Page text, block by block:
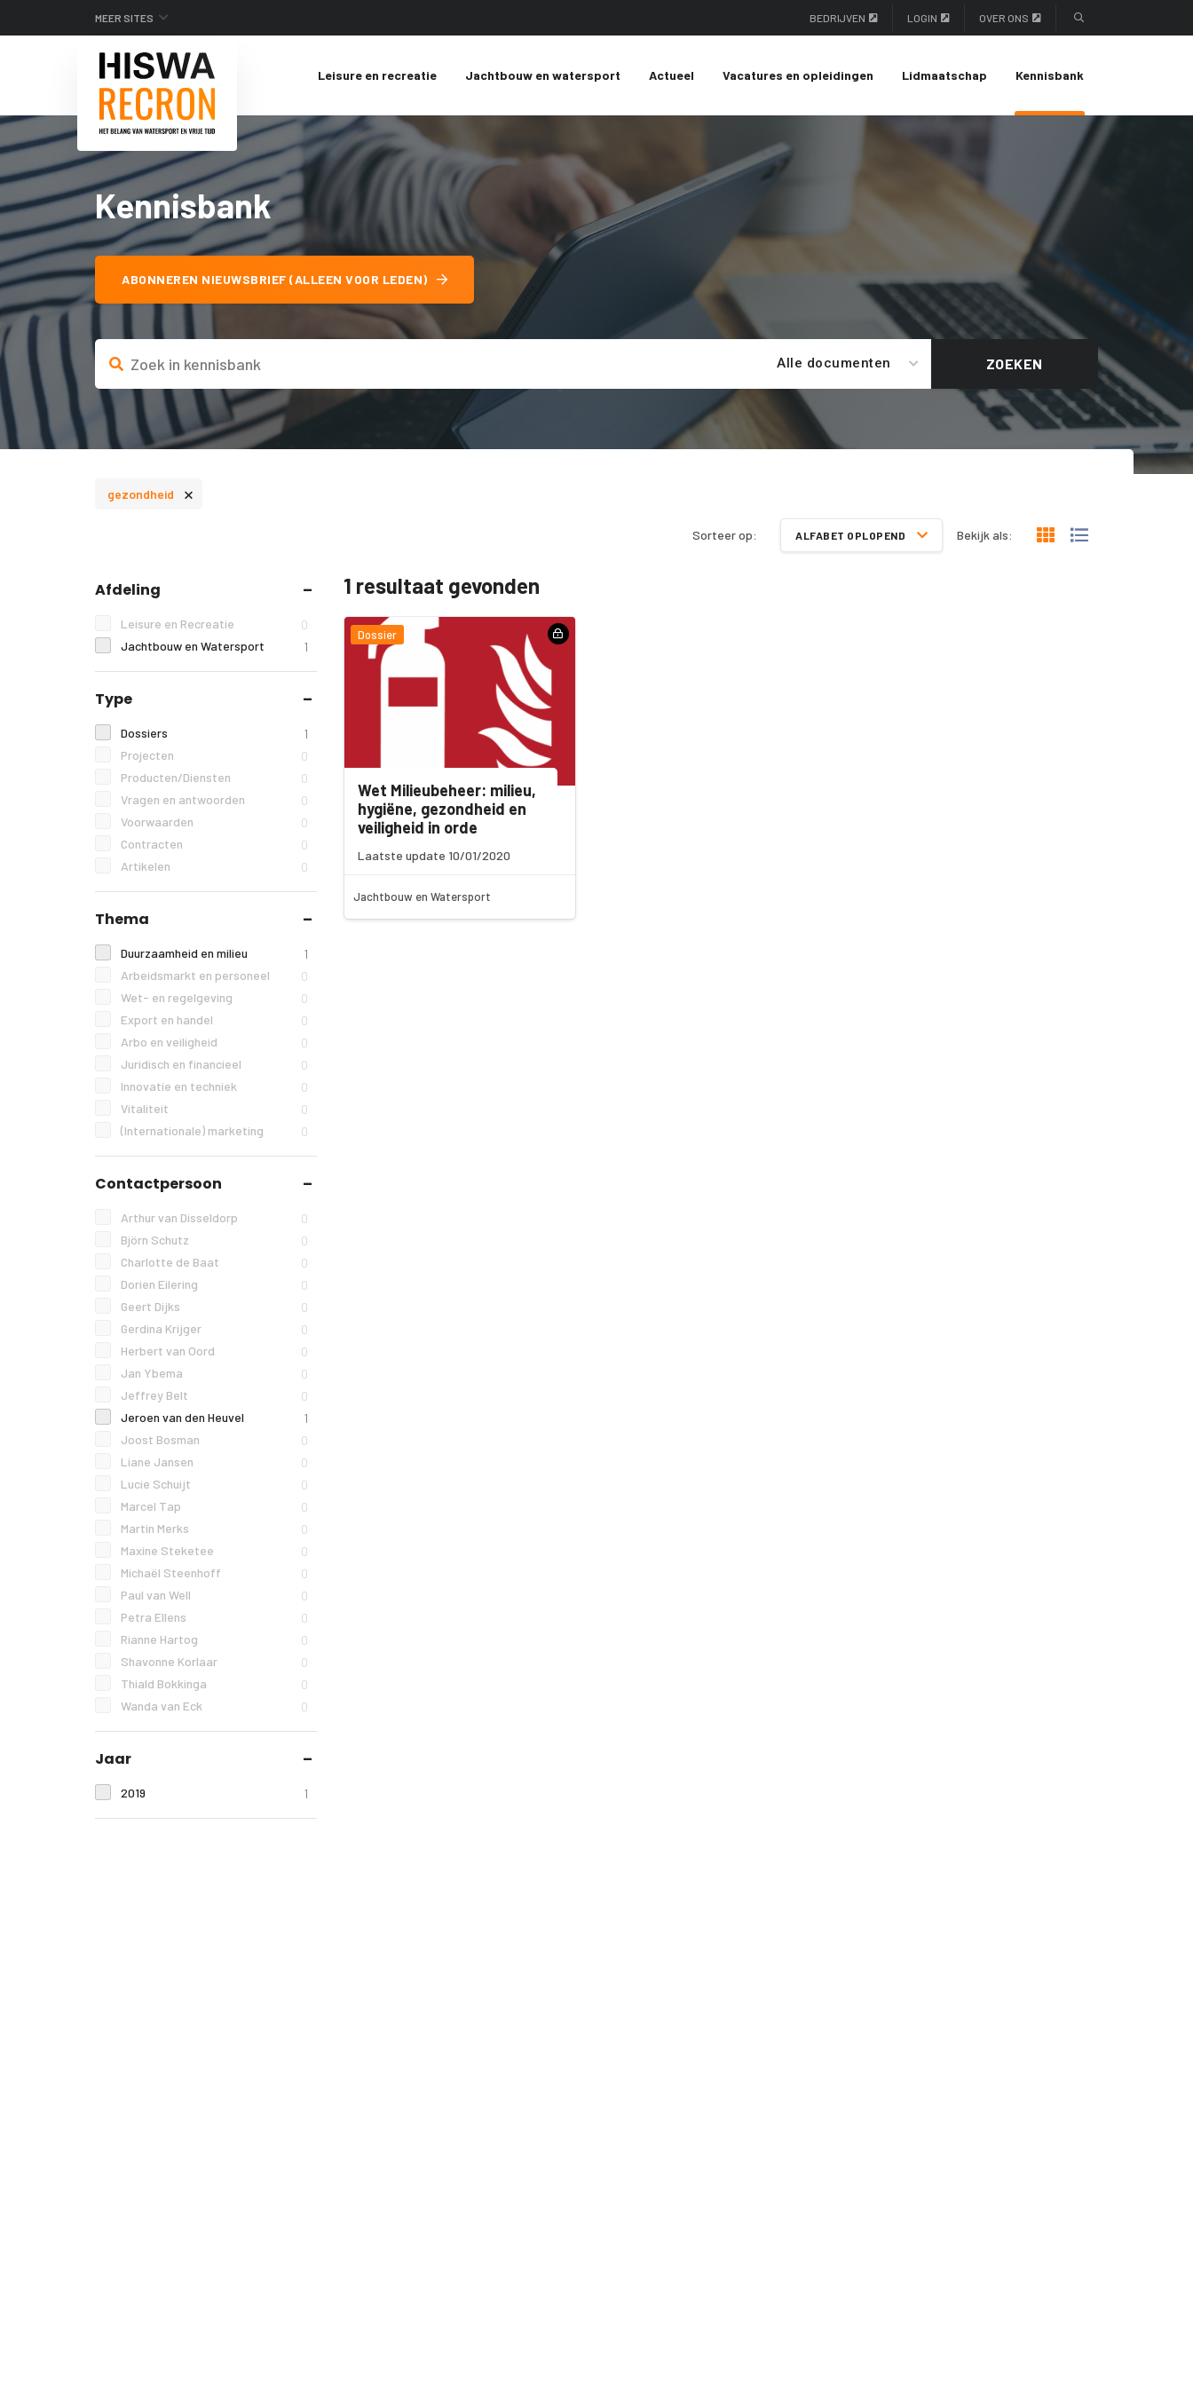
MEER SITES BEDRIJVEN LOGIN OVER ONS
Leisure en recreatie Jachtbouw en watersport Actueel Vacatures en opleidingen Lidmaatschap Kennisbank
Kennisbank
ABONNEREN NIEUWSBRIEF (ALLEEN VOOR LEDEN)
Alle documenten ZOEKEN
gezondheid ×
Sorteer op: ALFABET OPLOPEND Bekijk als:
Afdeling
Leisure en Recreatie 0
Jachtbouw en Watersport 1
Type
Dossiers 1
Projecten 0
Producten/Diensten 0
Vragen en antwoorden 0
Voorwaarden 0
Contracten 0
Artikelen 0
Thema
Duurzaamheid en milieu 1
Arbeidsmarkt en personeel 0
Wet- en regelgeving 0
Export en handel 0
Arbo en veiligheid 0
Juridisch en financieel 0
Innovatie en techniek 0
Vitaliteit 0
(Internationale) marketing 0
Contactpersoon
Arthur van Disseldorp 0
Björn Schutz 0
Charlotte de Baat 0
Dorien Eilering 0
Geert Dijks 0
Gerdina Krijger 0
Herbert van Oord 0
Jan Ybema 0
Jeffrey Belt 0
Jeroen van den Heuvel 1
Joost Bosman 0
Liane Jansen 0
Lucie Schuijt 0
Marcel Tap 0
Martin Merks 0
Maxine Steketee 0
Michaël Steenhoff 0
Paul van Well 0
Petra Ellens 0
Rianne Hartog 0
Shavonne Korlaar 0
Thiald Bokkinga 0
Wanda van Eck 0
Jaar
2019 1
1 resultaat gevonden
Dossier
Wet Milieubeheer: milieu,
hygiëne, gezondheid en
veiligheid in orde
Laatste update 10/01/2020
Jachtbouw en Watersport